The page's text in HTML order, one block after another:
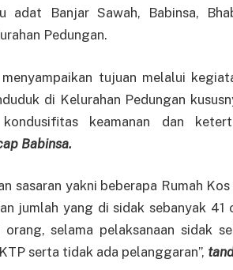
adat Banjar Sawah, Babinsa,
Pedungan.
tujuan melalui
di Kelurahan Pedungan
keamanan dan
Babinsa.
sasaran yakni beberapa Rumah
jumlah yang di sidak sebanyak 41
selama pelaksanaan sidak
serta tidak ada pelanggaran”,